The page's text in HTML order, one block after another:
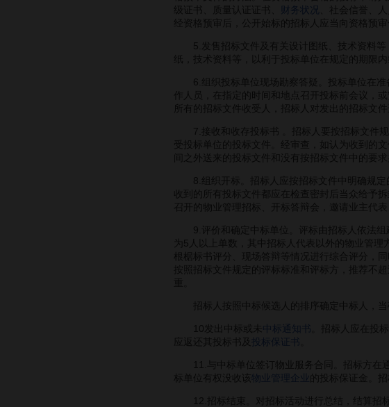
级证书、质量认证证书、
财务状况
、社会信誉、
经资格预审后，公开始标的招标人应当向资格预审
5.发售招标文件及有关设计图纸、技术资料等
纸，技术资料等，以利于投标单位在规定的期限
6.组织投标单位现场勘察答疑。投标单位在准
作人员，在指定的时间和地点召开投标前会议，
所有的招标文件收受人，招标人对发出的招标文
7.接收和收存投标书 。招标人要按招标文件规
受投标单位的投标文件。经审查，如认为收到的
间之外送来的投标文件和没有按招标文件中的要
8.组织开标。招标人应按招标文件中明确规定
收到的所有投标文件都应在检查密封后当众给予
召开的物业管理招标、开标答辩会，邀请业主代表
9.评价和确定中标单位。评标由招标人依法组
为5人以上单数，其中招标人代表以外的物业管
根椐标书评分、现场答辩等情况进行综合评分，
按照招标文件规定的评标标准和评标方，推荐不
招标人按照中标候选人的排序确定中标人，当
10发出中标或未 中标通知书 。招标人应在投
应返还其投标书及 投标保证书
11.与中标单位签订物业服务合同。招标方在通
标单位有权没收该物业管理企业的投标保证金。
12.招标结束。对招标活动进行总结，结算招标